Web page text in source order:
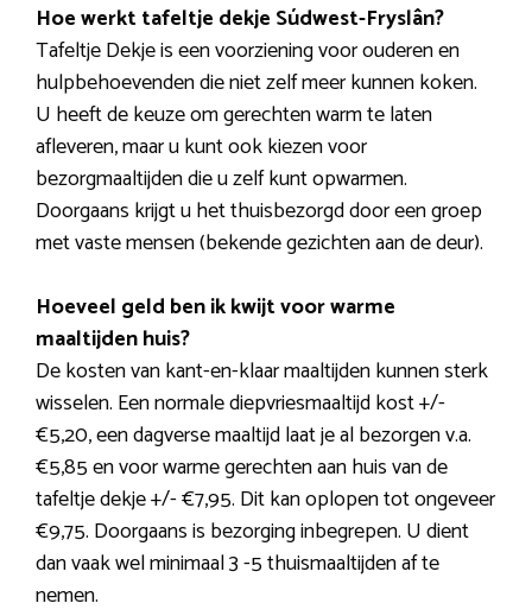
Hoe werkt tafeltje dekje Súdwest-Fryslân?
Tafeltje Dekje is een voorziening voor ouderen en
hulpbehoevenden die niet zelf meer kunnen koken.
U heeft de keuze om gerechten warm te laten
afleveren, maar u kunt ook kiezen voor
bezorgmaaltijden die u zelf kunt opwarmen.
Doorgaans krijgt u het thuisbezorgd door een groep
met vaste mensen (bekende gezichten aan de deur).
Hoeveel geld ben ik kwijt voor warme
maaltijden huis?
De kosten van kant-en-klaar maaltijden kunnen sterk
wisselen. Een normale diepvriesmaaltijd kost +/-
€5,20, een dagverse maaltijd laat je al bezorgen v.a.
€5,85 en voor warme gerechten aan huis van de
tafeltje dekje +/- €7,95. Dit kan oplopen tot ongeveer
€9,75. Doorgaans is bezorging inbegrepen. U dient
dan vaak wel minimaal 3 -5 thuismaaltijden af te
nemen.